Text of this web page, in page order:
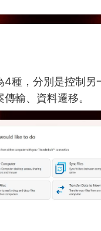
4種，分別是控制另
輸、資料遷移。